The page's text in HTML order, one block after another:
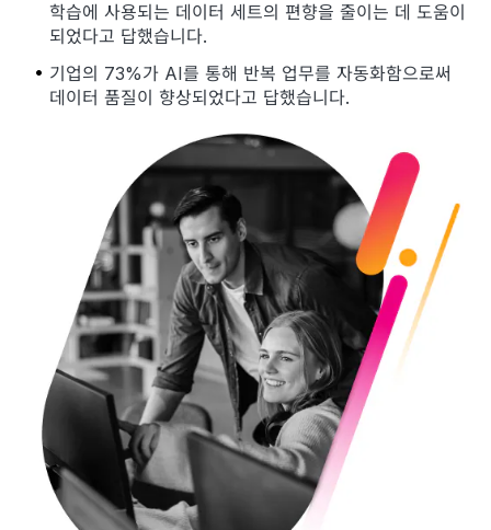
학습에 사용되는 데이터 세트의 편향을 줄이는 데 도움이
되었다고 답했습니다.
기업의 73%가 AI를 통해 반복 업무를 자동화함으로써
데이터 품질이 향상되었다고 답했습니다.